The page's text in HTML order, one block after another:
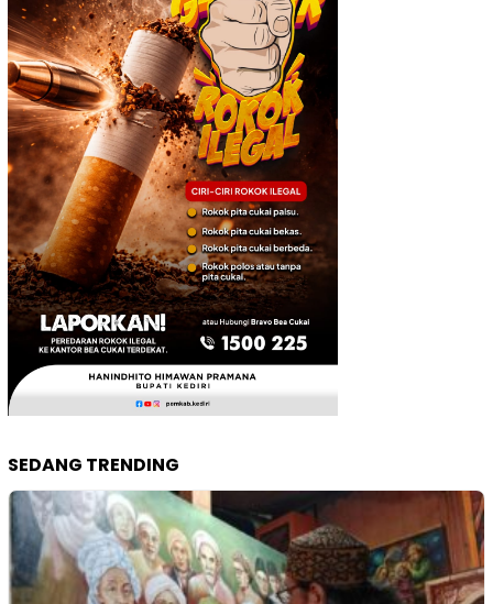
SEDANG TRENDING